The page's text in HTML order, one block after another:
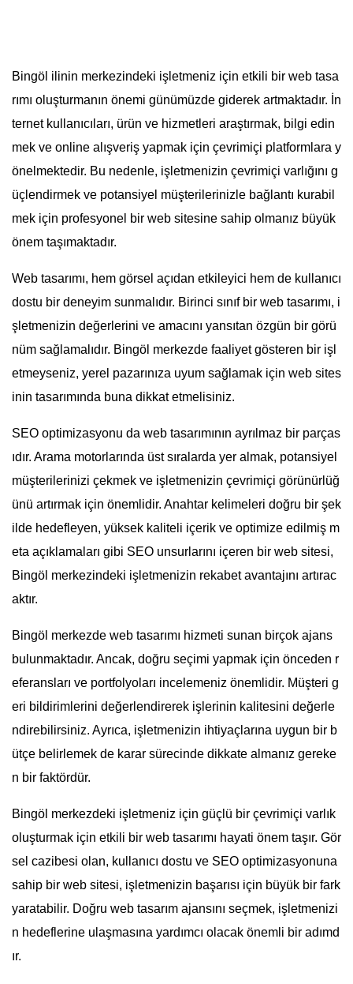
Bingöl ilinin merkezindeki işletmeniz için etkili bir web tasa
rımı oluşturmanın önemi günümüzde giderek artmaktadır. İn
ternet kullanıcıları, ürün ve hizmetleri araştırmak, bilgi edin
mek ve online alışveriş yapmak için çevrimiçi platformlara y
önelmektedir. Bu nedenle, işletmenizin çevrimiçi varlığını g
üçlendirmek ve potansiyel müşterilerinizle bağlantı kurabil
mek için profesyonel bir web sitesine sahip olmanız büyük
önem taşımaktadır.
Web tasarımı, hem görsel açıdan etkileyici hem de kullanıcı
dostu bir deneyim sunmalıdır. Birinci sınıf bir web tasarımı, i
şletmenizin değerlerini ve amacını yansıtan özgün bir görü
nüm sağlamalıdır. Bingöl merkezde faaliyet gösteren bir işl
etmeyseniz, yerel pazarınıza uyum sağlamak için web sites
inin tasarımında buna dikkat etmelisiniz.
SEO optimizasyonu da web tasarımının ayrılmaz bir parças
ıdır. Arama motorlarında üst sıralarda yer almak, potansiyel
müşterilerinizi çekmek ve işletmenizin çevrimiçi görünürlüğ
ünü artırmak için önemlidir. Anahtar kelimeleri doğru bir şek
ilde hedefleyen, yüksek kaliteli içerik ve optimize edilmiş m
eta açıklamaları gibi SEO unsurlarını içeren bir web sitesi,
Bingöl merkezindeki işletmenizin rekabet avantajını artırac
aktır.
Bingöl merkezde web tasarımı hizmeti sunan birçok ajans
bulunmaktadır. Ancak, doğru seçimi yapmak için önceden r
eferansları ve portfolyoları incelemeniz önemlidir. Müşteri g
eri bildirimlerini değerlendirerek işlerinin kalitesini değerle
ndirebilirsiniz. Ayrıca, işletmenizin ihtiyaçlarına uygun bir b
ütçe belirlemek de karar sürecinde dikkate almanız gereke
n bir faktördür.
Bingöl merkezdeki işletmeniz için güçlü bir çevrimiçi varlık
oluşturmak için etkili bir web tasarımı hayati önem taşır. Gör
sel cazibesi olan, kullanıcı dostu ve SEO optimizasyonuna
sahip bir web sitesi, işletmenizin başarısı için büyük bir fark
yaratabilir. Doğru web tasarım ajansını seçmek, işletmenizi
n hedeflerine ulaşmasına yardımcı olacak önemli bir adımd
ır.